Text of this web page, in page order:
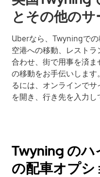
とその他のサ
Uberなら、Twyningで
空港への移動、レスト
合わせ、街で用事を済
の移動をお手伝いしま
るには、オンラインで
を開き、行き先を入力し
Twyning の
の配車オプシ